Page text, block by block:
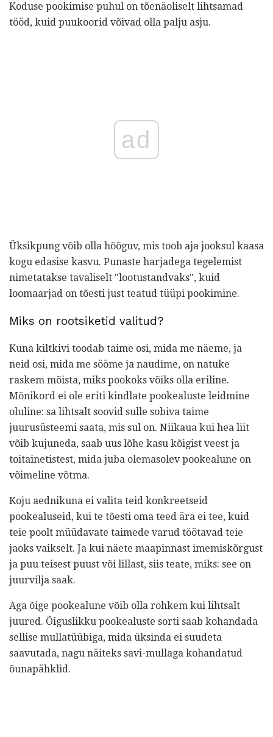
Koduse pookimise puhul on tõenäoliselt lihtsamad
tööd, kuid puukoorid võivad olla palju asju.
ad
Üksikpung võib olla hõõguv, mis toob aja jooksul kaasa
kogu edasise kasvu. Punaste harjadega tegelemist
nimetatakse tavaliselt "lootustandvaks", kuid
loomaarjad on tõesti just teatud tüüpi pookimine.
Miks on rootsiketid valitud?
Kuna kiltkivi toodab taime osi, mida me näeme, ja
neid osi, mida me sööme ja naudime, on natuke
raskem mõista, miks pookoks võiks olla eriline.
Mõnikord ei ole eriti kindlate pookealuste leidmine
oluline: sa lihtsalt soovid sulle sobiva taime
juurusüsteemi saata, mis sul on. Niikaua kui hea liit
võib kujuneda, saab uus lõhe kasu kõigist veest ja
toitainetistest, mida juba olemasolev pookealune on
võimeline võtma.
Koju aednikuna ei valita teid konkreetseid
pookealuseid, kui te tõesti oma teed ära ei tee, kuid
teie poolt müüdavate taimede varud töötavad teie
jaoks vaikselt. Ja kui näete maapinnast imemiskõrgust
ja puu teisest puust või lillast, siis teate, miks: see on
juurvilja saak.
Aga õige pookealune võib olla rohkem kui lihtsalt
juured. Õiguslikku pookealuste sorti saab kohandada
sellise mullatüübiga, mida üksinda ei suudeta
saavutada, nagu näiteks savi-mullaga kohandatud
õunapähklid.